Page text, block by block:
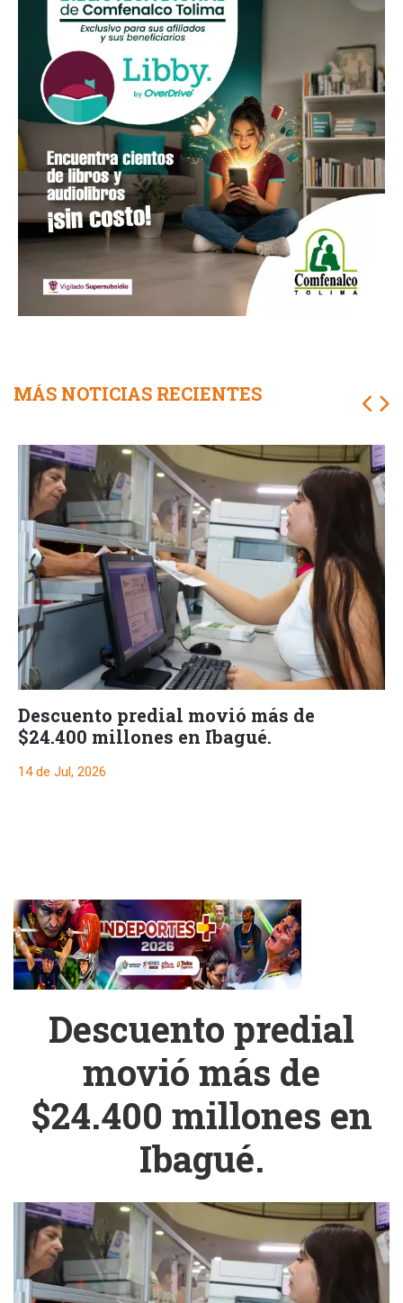
MÁS NOTICIAS RECIENTES
Descuento predial movió más de
$24.400 millones en Ibagué.
14 de Jul, 2026
Descuento predial
movió más de
$24.400 millones en
Ibagué.